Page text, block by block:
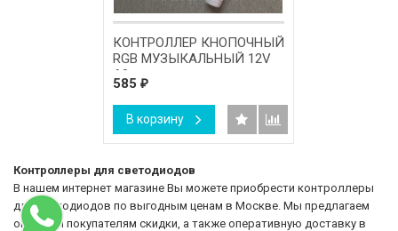
КОНТРОЛЛЕР КНОПОЧНЫЙ
RGB МУЗЫКАЛЬНЫЙ 12V
A8
585 ₽
В корзину
Контроллеры для светодиодов
В нашем интернет магазине Вы можете приобрести контроллеры
для светодиодов по выгодным ценам в Москве. Мы предлагаем
оптовым покупателям скидки, а также оперативную доставку в